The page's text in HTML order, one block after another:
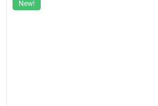
New!